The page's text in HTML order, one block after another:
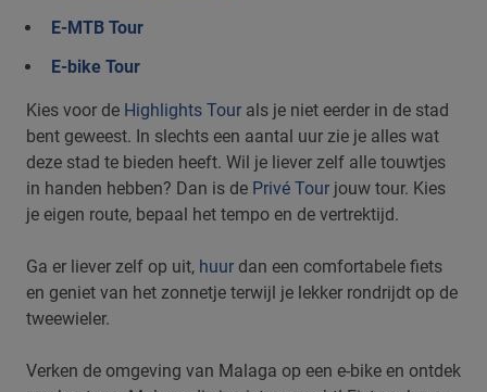
E-MTB Tour
E-bike Tour
Kies voor de Highlights Tour als je niet eerder in de stad
bent geweest. In slechts een aantal uur zie je alles wat
deze stad te bieden heeft. Wil je liever zelf alle touwtjes
in handen hebben? Dan is de Privé Tour jouw tour. Kies
je eigen route, bepaal het tempo en de vertrektijd.
Ga er liever zelf op uit, huur dan een comfortabele fiets
en geniet van het zonnetje terwijl je lekker rondrijdt op de
tweewieler.
Verken de omgeving van Malaga op een e-bike en ontdek